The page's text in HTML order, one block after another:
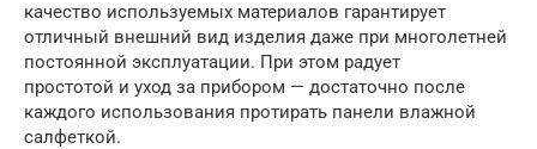
качество используемых материалов гарантирует
отличный внешний вид изделия даже при многолетней
постоянной эксплуатации. При этом радует
простотой и уход за прибором — достаточно после
каждого использования протирать панели влажной
салфеткой.